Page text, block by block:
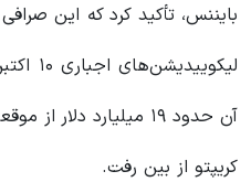
بایننس، تأکید کرد که این
آن حدود ۱۹ میلیارد
کریپتو از بین رفت.